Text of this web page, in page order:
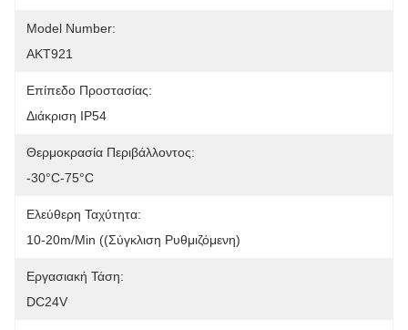
Model Number:
AKT921
Επίπεδο Προστασίας:
Διάκριση IP54
Θερμοκρασία Περιβάλλοντος:
-30°C-75°C
Ελεύθερη Ταχύτητα:
10-20m/min ((Σύγκλιση Ρυθμιζόμενη)
Εργασιακή Τάση:
DC24V